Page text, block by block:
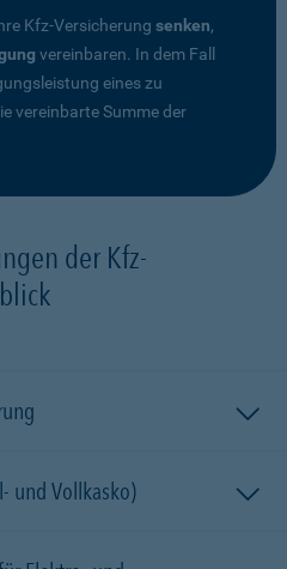
Kfz-Versicherung senken,
vereinbaren. In dem Fall
eines zu
vereinbarte Summe der
der Kfz-
und Vollkasko)